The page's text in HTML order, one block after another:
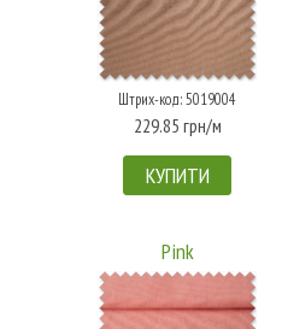
Штрих-код: 5019004
229.85 грн/м
КУПИТИ
Pink